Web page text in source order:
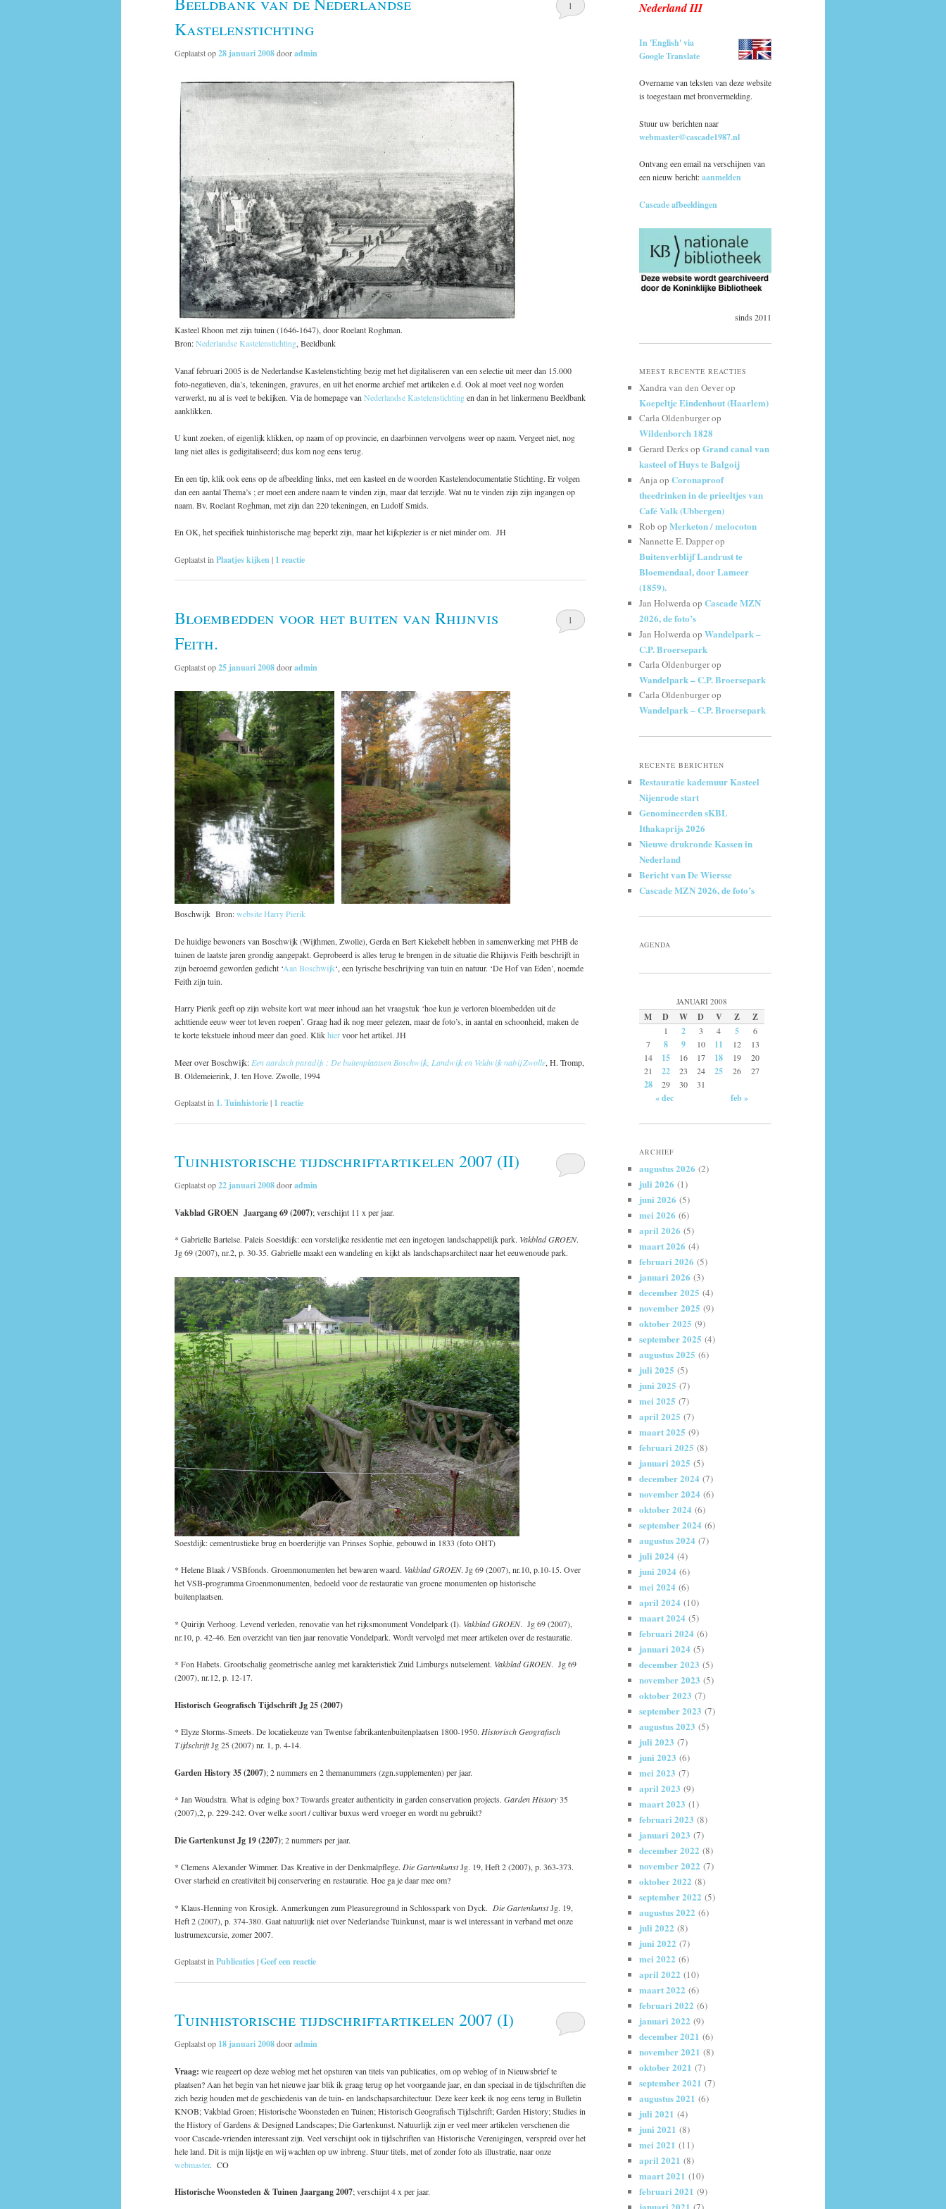
Kastelenstichting
Geplaatst op28 januari 2008dooradmin
1
Kasteel Rhoon met zijn tuinen (1646-1647), door Roelant Roghman.
Bron:Nederlandse Kastelenstichting, Beeldbank
Vanaf februari 2005 is de Nederlandse Kastelenstichting bezig met het digitaliseren van een selectie uit meer dan 15.000
foto-negatieven, dia’s, tekeningen, gravures, en uit het enorme archief met artikelen e.d. Ook al moet veel nog worden
verwerkt, nu al is veel te bekijken. Via de homepage van Nederlandse Kastelenstichtingen dan in het linkermenu Beeldbank
aanklikken.
U kunt zoeken, of eigenlijk klikken, op naam of op provincie, en daarbinnen vervolgens weer op naam. Vergeet niet, nog
lang niet alles is gedigitaliseerd; dus kom nog eens terug.
En een tip, klik ook eens op de afbeelding links, met een kasteel en de woorden Kastelendocumentatie Stichting. Er volgen
dan een aantal Thema’s ; er moet een andere naam te vinden zijn, maar dat terzijde. Wat nu te vinden zijn zijn ingangen op
naam. Bv. Roelant Roghman, met zijn dan 220 tekeningen, en Ludolf Smids.
En OK, het specifiek tuinhistorische mag beperkt zijn, maar het kijkplezier is er niet minder om. JH
Geplaatst in Plaatjes kijken | 1 reactie
Bloembedden voor het buiten van Rhijnvis
Feith.
Geplaatst op25 januari 2008dooradmin
1
Boschwijk Bron:website Harry Pierik
De huidige bewoners van Boschwijk (Wijthmen, Zwolle), Gerda en Bert Kiekebelt hebben in samenwerking met PHB de
tuinen de laatste jaren grondig aangepakt. Geprobeerd is alles terug te brengen in de situatie die Rhijnvis Feith beschrijft in
zijn beroemd geworden gedicht ‘Aan Boschwijk‘, een lyrische beschrijving van tuin en natuur. ‘De Hof van Eden’, noemde
Feith zijn tuin.
Harry Pierik geeft op zijn website kort wat meer inhoud aan het vraagstuk ‘hoe kun je verloren bloembedden uit de
achttiende eeuw weer tot leven roepen’. Graag had ik nog meer gelezen, maar de foto’s, in aantal en schoonheid, maken de
te korte tekstuele inhoud meer dan goed. Klikhiervoor het artikel. JH
Meer over Boschwijk: Een aardsch paradijs : De buitenplaatsen Boschwijk, Landwijk en Veldwijk nabij Zwolle, H. Tromp,
B. Oldemeierink, J. ten Hove. Zwolle, 1994
Geplaatst in 1. Tuinhistorie| 1 reactie
Tuinhistorische tijdschriftartikelen 2007 (II)
Geplaatst op22 januari 2008dooradmin
Vakblad GROEN Jaargang 69 (2007); verschijnt 11 x per jaar.
* Gabrielle Bartelse. Paleis Soestdijk: een vorstelijke residentie met een ingetogen landschappelijk park. Vakblad GROEN.
Jg 69 (2007), nr.2, p. 30-35. Gabrielle maakt een wandeling en kijkt als landschapsarchitect naar het eeuwenoude park.
Soestdijk: cementrustieke brug en boerderijtje van Prinses Sophie, gebouwd in 1833 (foto OHT)
* Helene Blaak / VSBfonds. Groenmonumenten het bewaren waard. Vakblad GROEN. Jg 69 (2007), nr.10, p.10-15. Over
het VSB-programma Groenmonumenten, bedoeld voor de restauratie van groene monumenten op historische
buitenplaatsen.
* Quirijn Verhoog. Levend verleden, renovatie van het rijksmonument Vondelpark (I). Vakblad GROEN. Jg 69 (2007),
nr.10, p. 42-46. Een overzicht van tien jaar renovatie Vondelpark. Wordt vervolgd met meer artikelen over de restauratie.
* Fon Habets. Grootschalig geometrische aanleg met karakteristiek Zuid Limburgs nutselement. Vakblad GROEN. Jg 69
(2007), nr.12, p. 12-17.
Historisch Geografisch Tijdschrift Jg 25 (2007)
* Elyze Storms-Smeets. De locatiekeuze van Twentse fabrikantenbuitenplaatsen 1800-1950. Historisch Geografisch
TijdschriftJg 25 (2007) nr. 1, p. 4-14.
Garden History 35 (2007); 2 nummers en 2 themanummers (zgn.supplementen) per jaar.
* Jan Woudstra. What is edging box? Towards greater authenticity in garden conservation projects. Garden History35
(2007),2, p. 229-242. Over welke soort / cultivar buxus werd vroeger en wordt nu gebruikt?
Die Gartenkunst Jg 19 (2207); 2 nummers per jaar.
* Clemens Alexander Wimmer. Das Kreative in der Denkmalpflege. Die GartenkunstJg. 19, Heft 2 (2007), p. 363-373.
Over starheid en creativiteit bij conservering en restauratie. Hoe ga je daar mee om?
* Klaus-Henning von Krosigk. Anmerkungen zum Pleasureground in Schlosspark von Dyck. Die GartenkunstJg. 19,
Heft 2 (2007), p. 374-380. Gaat natuurlijk niet over Nederlandse Tuinkunst, maar is wel interessant in verband met onze
lustrumexcursie, zomer 2007.
Geplaatst inPublicaties|Geef een reactie
Tuinhistorische tijdschriftartikelen 2007 (I)
Geplaatst op 18 januari 2008dooradmin
Vraag: wie reageert op deze weblog met het opsturen van titels van publicaties, om op weblog of in Nieuwsbrief te
plaatsen? Aan het begin van het nieuwe jaar blik ik graag terug op het voorgaande jaar, en dan speciaal in de tijdschriften die
zich bezig houden met de geschiedenis van de tuin- en landschapsarchitectuur. Deze keer keek ik nog eens terug in Bulletin
KNOB; Vakblad Groen; Historische Woonsteden en Tuinen; Historisch Geografisch Tijdschrift; Garden History; Studies in
the History of Gardens & Designed Landscapes; Die Gartenkunst. Natuurlijk zijn er veel meer artikelen verschenen die
voor Cascade-vrienden interessant zijn. Veel verschijnt ook in tijdschriften van Historische Verenigingen, verspreid over het
hele land. Dit is mijn lijstje en wij wachten op uw inbreng. Stuur titels, met of zonder foto als illustratie, naar onze
webmaster. CO
Historische Woonsteden & Tuinen Jaargang 2007; verschijnt 4 x per jaar.
Nederland III
In 'English' via
Google Translate
Overname van teksten van deze website
is toegestaan met bronvermelding.
Stuur uw berichten naar
webmaster@cascade1987.nl
Ontvang een email na verschijnen van
een nieuw bericht:aanmelden
Cascade afbeeldingen
sinds 2011
MEEST RECENTE REACTIES
Xandra van den Oeverop
Koepeltje Eindenhout (Haarlem)
Carla Oldenburgerop
Wildenborch 1828
Gerard Derksop Grand canal van
kasteel of Huys te Balgoij
Anjaop Coronaproof
theedrinken in de prieeltjes van
Café Valk (Ubbergen)
Rob op Merketon / melocoton
Nannette E. Dapperop
Buitenverblijf Landrust te
Bloemendaal, door Lameer
(1859).
Jan Holwerdaop Cascade MZN
2026, de foto’s
Jan Holwerdaop Wandelpark –
C.P. Broersepark
Carla Oldenburgerop
Wandelpark – C.P. Broersepark
Carla Oldenburgerop
Wandelpark – C.P. Broersepark
RECENTE BERICHTEN
Restauratie kademuur Kasteel
Nijenrode start
Genomineerden sKBL
Ithakaprijs 2026
Nieuwe drukronde Kassen in
Nederland
Bericht van De Wiersse
Cascade MZN 2026, de foto’s
AGENDA
JANUARI 2008
M D W D V Z Z
1 2 3 4 5
6
7
8 9 10 11 12
13
14
15 16 17 18 19
20
21
22 23 24 25 26 27
28 29 30 31
« dec feb »
ARCHIEF
augustus 2026 (2)
juli 2026 (1)
juni 2026 (5)
mei 2026 (6)
april 2026 (5)
maart 2026 (4)
februari 2026 (5)
januari 2026 (3)
december 2025 (4)
november 2025 (9)
oktober 2025 (9)
september 2025 (4)
augustus 2025 (6)
juli 2025 (5)
juni 2025 (7)
mei 2025 (7)
april 2025 (7)
maart 2025 (9)
februari 2025 (8)
januari 2025 (5)
december 2024 (7)
november 2024 (6)
oktober 2024 (6)
september 2024 (6)
augustus 2024 (7)
juli 2024 (4)
juni 2024 (6)
mei 2024 (6)
april 2024 (10)
maart 2024 (5)
februari 2024 (6)
januari 2024 (5)
december 2023 (5)
november 2023 (5)
oktober 2023 (7)
september 2023 (7)
augustus 2023 (5)
juli 2023 (7)
juni 2023 (6)
mei 2023 (7)
april 2023 (9)
maart 2023 (1)
februari 2023 (8)
januari 2023 (7)
december 2022 (8)
november 2022 (7)
oktober 2022 (8)
september 2022 (5)
augustus 2022 (6)
juli 2022 (8)
juni 2022 (7)
mei 2022 (6)
april 2022 (10)
maart 2022 (6)
februari 2022 (6)
januari 2022 (9)
december 2021 (6)
november 2021 (8)
oktober 2021 (7)
september 2021 (7)
augustus 2021 (6)
juli 2021 (4)
juni 2021 (8)
mei 2021 (11)
april 2021 (8)
maart 2021 (10)
februari 2021 (9)